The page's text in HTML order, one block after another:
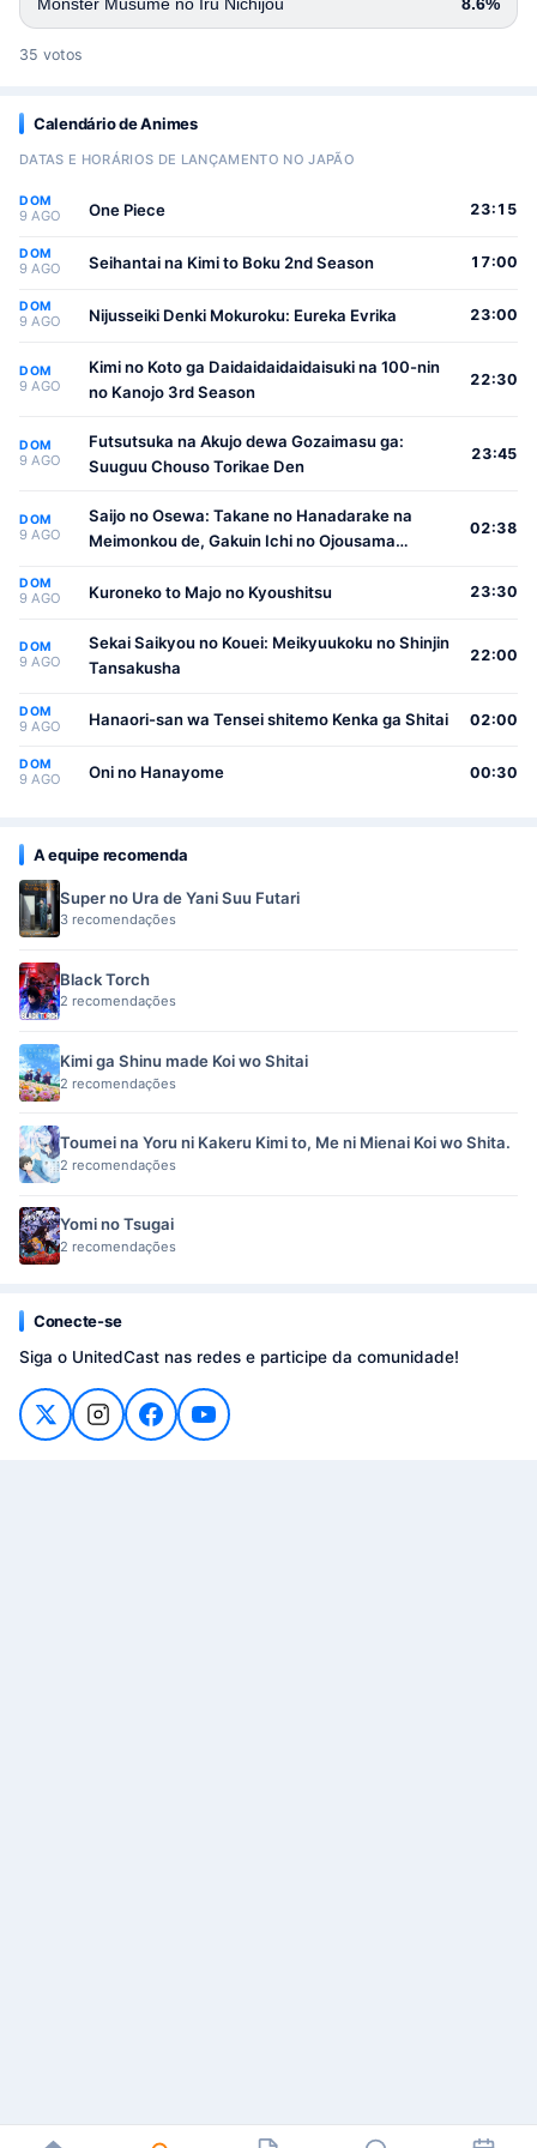
Monster Musume no Iru Nichijou 8.6%
35 votos
Calendário de Animes
DATAS E HORÁRIOS DE LANÇAMENTO NO JAPÃO
DOM
9 AGO One Piece 23:15
DOM
9 AGO Seihantai na Kimi to Boku 2nd Season 17:00
DOM
9 AGO Nijusseiki Denki Mokuroku: Eureka Evrika 23:00
DOM
9 AGO
Kimi no Koto ga Daidaidaidaidaisuki na 100-nin
no Kanojo 3rd Season
22:30
DOM
9 AGO
Futsutsuka na Akujo dewa Gozaimasu ga:
Suuguu Chouso Torikae Den
23:45
DOM
9 AGO
Saijo no Osewa: Takane no Hanadarake na
Meimonkou de, Gakuin Ichi no Ojousama
Osewa suru Koto ni Narimashita
02:38
DOM
9 AGO Kuroneko to Majo no Kyoushitsu 23:30
DOM
9 AGO
Sekai Saikyou no Kouei: Meikyuukoku no Shinjin
Tansakusha
22:00
DOM
9 AGO Hanaori-san wa Tensei shitemo Kenka ga Shitai 02:00
DOM
9 AGO Oni no Hanayome 00:30
A equipe recomenda
Super no Ura de Yani Suu Futari
3 recomendações
Black Torch
2 recomendações
Kimi ga Shinu made Koi wo Shitai
2 recomendações
Toumei na Yoru ni Kakeru Kimi to, Me ni Mienai Koi wo Shita.
2 recomendações
Yomi no Tsugai
2 recomendações
Conecte-se
Siga o UnitedCast nas redes e participe da comunidade!